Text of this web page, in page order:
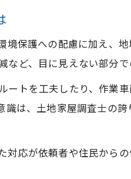
査士が体現する士業とブ
く土地家屋調査士のリアル
調査士の実務に見るブルー
調査士がブルーカラーと士
識も持つ土地家屋調査士
査士が実践するグリーン
保護への配慮に加え、
ど、目に見えない部分で
トを工夫したり、作業
は、土地家屋調査士の
応が依頼者や住民から